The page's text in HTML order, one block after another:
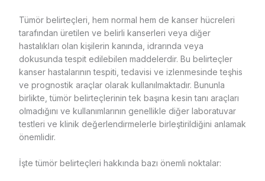
Tümör belirteçleri, hem normal hem de kanser hücreleri
tarafından üretilen ve belirli kanserleri veya diğer
hastalıkları olan kişilerin kanında, idrarında veya
dokusunda tespit edilebilen maddelerdir. Bu belirteçler
kanser hastalarının tespiti, tedavisi ve izlenmesinde teşhis
ve prognostik araçlar olarak kullanılmaktadır. Bununla
birlikte, tümör belirteçlerinin tek başına kesin tanı araçları
olmadığını ve kullanımlarının genellikle diğer laboratuvar
testleri ve klinik değerlendirmelerle birleştirildiğini anlamak
önemlidir.
İşte tümör belirteçleri hakkında bazı önemli noktalar: